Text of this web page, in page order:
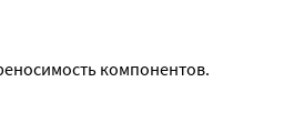
компонентов.